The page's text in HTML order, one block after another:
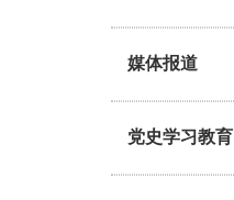
媒体报道
党史学习教育